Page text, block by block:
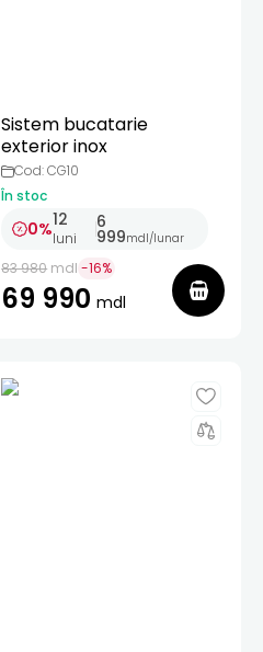
Sistem bucatarie
exterior inox
Cod: CG10
În stoc
0%12
luni
6
999mdl/lunar
83 980 mdl -16%
69 990 mdl